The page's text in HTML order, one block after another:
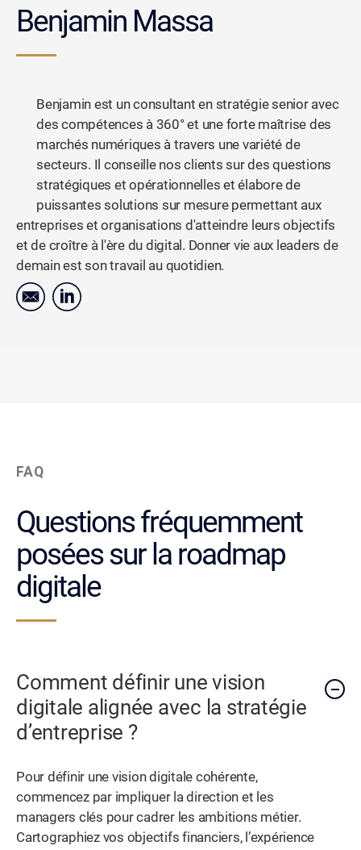
Benjamin Massa
Benjamin est un consultant en stratégie senior avec
des compétences à 360° et une forte maîtrise des
marchés numériques à travers une variété de
secteurs. Il conseille nos clients sur des questions
stratégiques et opérationnelles et élabore de
puissantes solutions sur mesure permettant aux
entreprises et organisations d'atteindre leurs objectifs
et de croître à l'ère du digital. Donner vie aux leaders de
demain est son travail au quotidien.
FAQ
Questions fréquemment
posées sur la roadmap
digitale
Comment définir une vision
digitale alignée avec la stratégie
d’entreprise ?
Pour définir une vision digitale cohérente,
commencez par impliquer la direction et les
managers clés pour cadrer les ambitions métier.
Cartographiez vos objectifs financiers, l’expérience